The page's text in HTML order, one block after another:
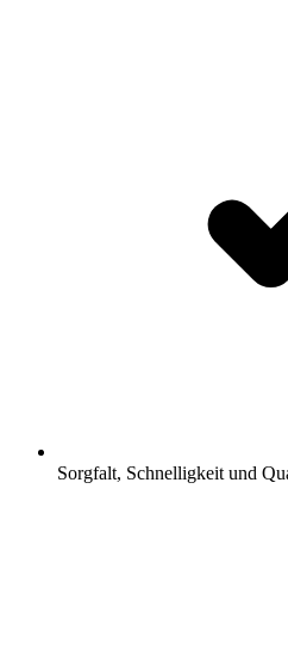
Sorgfalt, Schnelligkeit und